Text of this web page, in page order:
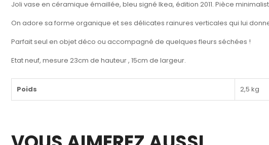
Joli vase en céramique émaillée, bleu signé Ikea, édition 2011. Pièce
On adore sa forme organique et ses délicates rainures verticales qui lui
Parfait seul en objet déco ou accompagné de quelques fleurs séchées !
Etat neuf, mesure 23cm de hauteur , 15cm de largeur.
Poids 2,5 kg